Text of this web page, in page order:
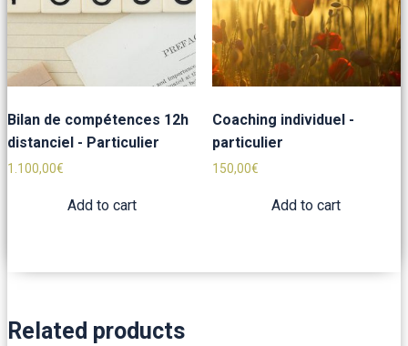
Bilan de compétences 12h
distanciel - Particulier
1.100,00€
Add to cart
Coaching individuel -
particulier
150,00€
Add to cart
Related products